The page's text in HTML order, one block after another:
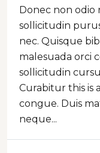
Donec non
sollicitudin
nec. Quisque
malesuada orci
sollicitudin
Curabitur this is
congue. Duis
neque...